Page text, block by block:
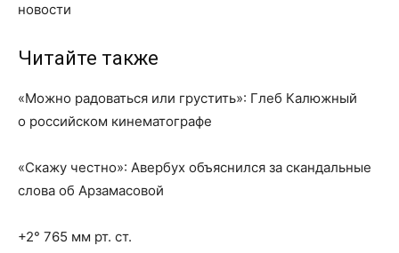
новости
Читайте также
«Можно радоваться или грустить»: Глеб Калюжный
о российском кинематографе
«Скажу честно»: Авербух объяснился за скандальные
слова об Арзамасовой
+2° 765 мм рт. ст.